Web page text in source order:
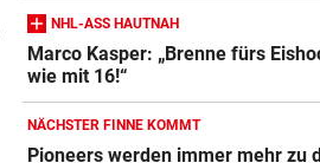
NHL-ASS HAUTNAH
Marco Kasper: „Brenne fürs
wie mit 16!“
NÄCHSTER FINNE KOMMT
Pioneers werden immer mehr zu
Crosstrainer Vergleich
E-Bike Vergleich